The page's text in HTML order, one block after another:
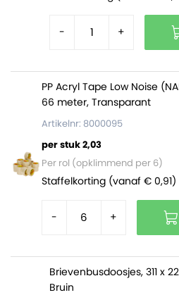
- +
PP Acryl Tape Low Noise
66 meter, Transparant
Artikelnr: 8000095
per stuk 2,03
Per rol (opklimmend per 6)
Staffelkorting (vanaf € 0,91)
- +
Brievenbusdoosjes, 311 x
Bruin